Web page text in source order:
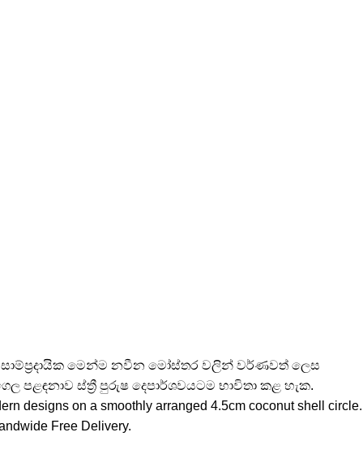
මෙන්ම නවීන මෝස්තර වලින් වර්ණවත් ලෙස
පළඳනාව ස්ත්‍රී පුරුෂ දෙපාර්ශවයටම භාවිතා කළ හැක.
designs on a smoothly arranged 4.5cm coconut shell circle.
Free Delivery.